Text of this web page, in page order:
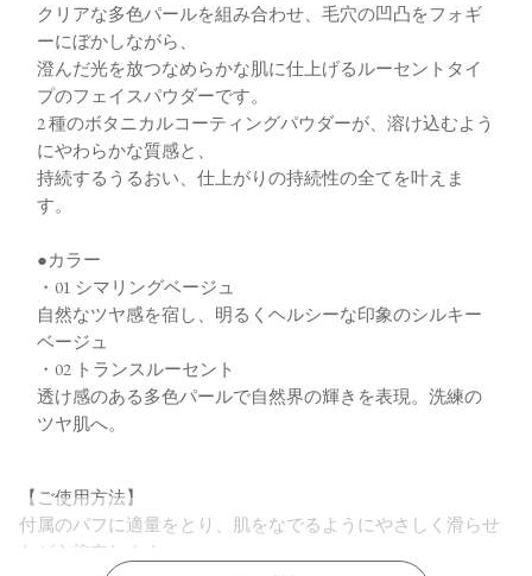
クリアな多色パールを組み合わせ、毛穴の凹凸をフォギ
ーにぼかしながら、
澄んだ光を放つなめらかな肌に仕上げるルーセントタイ
プのフェイスパウダーです。
2 種のボタニカルコーティングパウダーが、溶け込むよう
にやわらかな質感と、
持続するうるおい、仕上がりの持続性の全てを叶えま
す。
●カラー
・01 シマリングベージュ
自然なツヤ感を宿し、明るくヘルシーな印象のシルキー
ベージュ
・02 トランスルーセント
透け感のある多色パールで自然界の輝きを表現。洗練の
ツヤ肌へ。
【ご使用方法】
付属のパフに適量をとり、肌をなでるようにやさしく滑らせ
ながら塗布します。